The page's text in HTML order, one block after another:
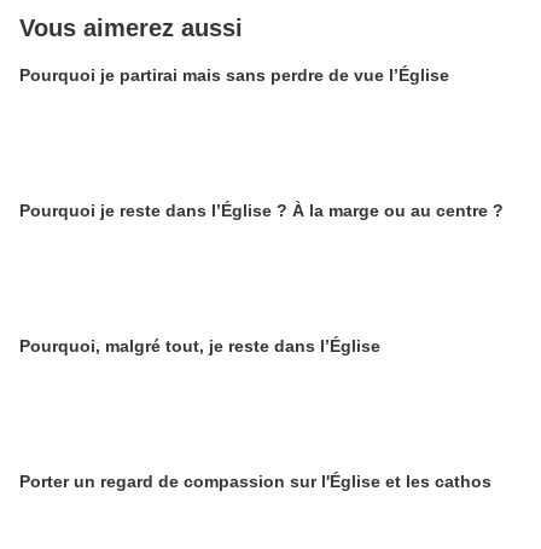
Vous aimerez aussi
Pourquoi je partirai mais sans perdre de vue l’Église
Pourquoi je reste dans l’Église ? À la marge ou au centre ?
Pourquoi, malgré tout, je reste dans l’Église
Porter un regard de compassion sur l'Église et les cathos